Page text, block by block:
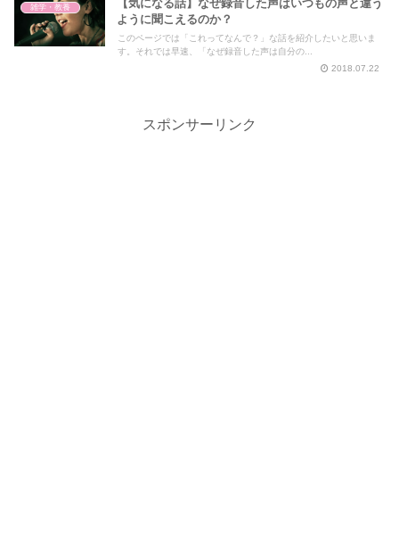
雑学・教養
【気になる話】なぜ録音した声はいつもの声と違う
ように聞こえるのか？
このページでは「これってなんで？」な話を紹介したいと思いま
す。それでは早速、「なぜ録音した声は自分の...
2018.07.22
スポンサーリンク